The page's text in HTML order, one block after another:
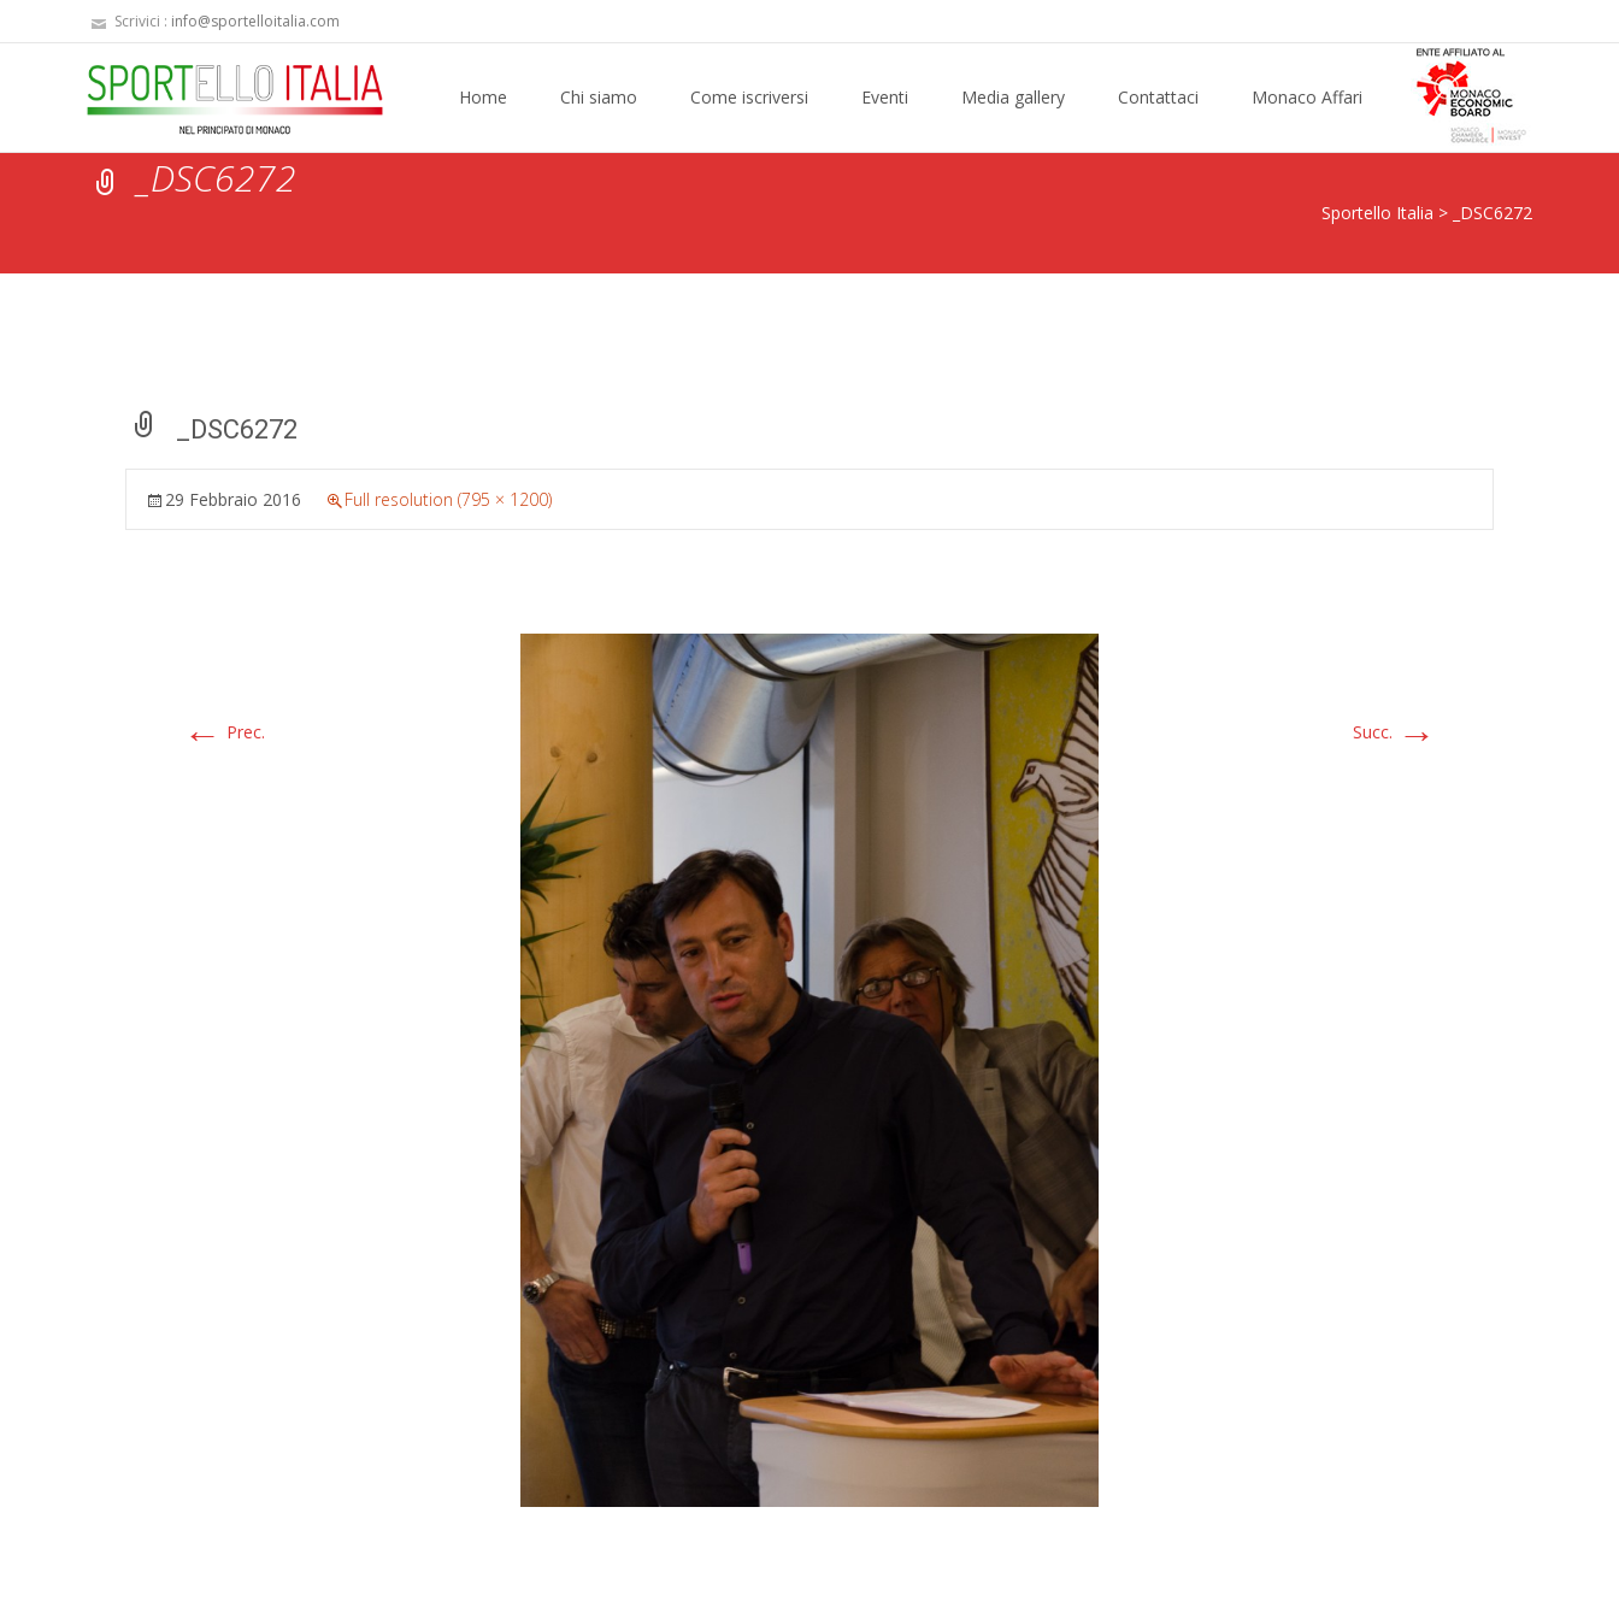
Scrivici : info@sportelloitalia.com
Home Chi siamo Come iscriversi Eventi Media gallery Contattaci Monaco Affari
_DSC6272
Sportello Italia > _DSC6272
_DSC6272
29 Febbraio 2016 Full resolution (795 × 1200)
← Prec. Succ. →